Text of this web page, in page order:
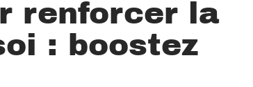
renforcer la
: boostez